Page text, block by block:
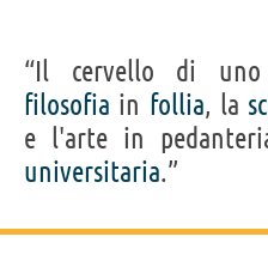
“Il cervello di uno
filosofia in follia, la
e l'arte in
universitaria.”